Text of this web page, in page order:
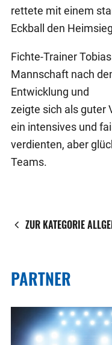
rettete mit einem
Eckball den
Fichte-Trainer
Mannschaft nach
Entwicklung und
zeigte sich als guter
ein intensives und
verdienten, aber
Teams.
ZUR KATEGORIE
PARTNER